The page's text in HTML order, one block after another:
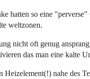
hatten so eine
weltzonen.
nicht oft genug
das man eine kalte
Heizelement(!) nahe des